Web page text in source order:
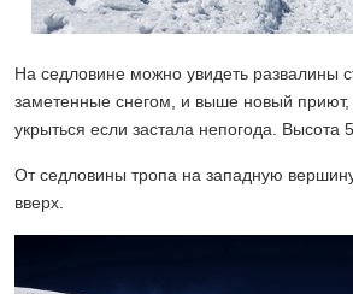
На седловине можно увидеть развалины
заметенные снегом, и выше новый
укрыться если застала непогода. Высота
От седловины тропа на западную
вверх.